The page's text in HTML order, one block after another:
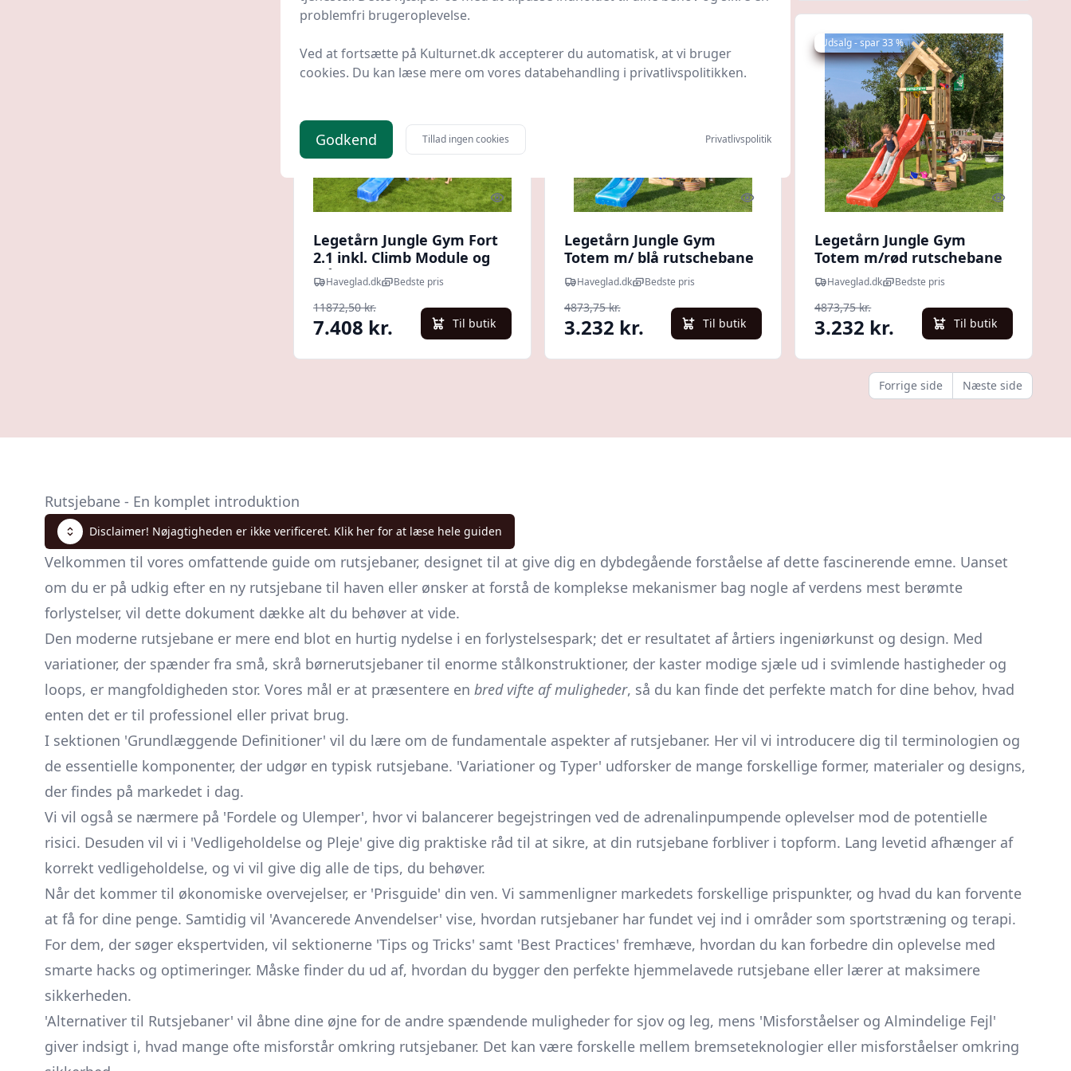
Quick look
Legetårn Jungle Gym Fort
2.1 inkl. Climb Module og
blå rutschebane
Haveglad.dk Bedste pris
11872,50 kr.
7.408 kr. Til butik
Quick look
Legetårn Jungle Gym
Totem m/ blå rutschebane
Haveglad.dk Bedste pris
4873,75 kr.
3.232 kr. Til butik
Udsalg - spar 33 %
Quick look
Legetårn Jungle Gym
Totem m/rød rutschebane
Haveglad.dk Bedste pris
4873,75 kr.
3.232 kr. Til butik
Forrige side Næste side
Rutsjebane - En komplet introduktion
Disclaimer! Nøjagtigheden er ikke verificeret. Klik her for at læse hele guiden
Velkommen til vores omfattende guide om rutsjebaner, designet til at give dig en dybdegående forståelse af dette fascinerende emne. Uanset
om du er på udkig efter en ny rutsjebane til haven eller ønsker at forstå de komplekse mekanismer bag nogle af verdens mest berømte
forlystelser, vil dette dokument dække alt du behøver at vide.
Den moderne rutsjebane er mere end blot en hurtig nydelse i en forlystelsespark; det er resultatet af årtiers ingeniørkunst og design. Med
variationer, der spænder fra små, skrå børnerutsjebaner til enorme stålkonstruktioner, der kaster modige sjæle ud i svimlende hastigheder og
loops, er mangfoldigheden stor. Vores mål er at præsentere en bred vifte af muligheder, så du kan finde det perfekte match for dine behov, hvad
enten det er til professionel eller privat brug.
I sektionen 'Grundlæggende Definitioner' vil du lære om de fundamentale aspekter af rutsjebaner. Her vil vi introducere dig til terminologien og
de essentielle komponenter, der udgør en typisk rutsjebane. 'Variationer og Typer' udforsker de mange forskellige former, materialer og designs,
der findes på markedet i dag.
Vi vil også se nærmere på 'Fordele og Ulemper', hvor vi balancerer begejstringen ved de adrenalinpumpende oplevelser mod de potentielle
risici. Desuden vil vi i 'Vedligeholdelse og Pleje' give dig praktiske råd til at sikre, at din rutsjebane forbliver i topform. Lang levetid afhænger af
korrekt vedligeholdelse, og vi vil give dig alle de tips, du behøver.
Når det kommer til økonomiske overvejelser, er 'Prisguide' din ven. Vi sammenligner markedets forskellige prispunkter, og hvad du kan forvente
at få for dine penge. Samtidig vil 'Avancerede Anvendelser' vise, hvordan rutsjebaner har fundet vej ind i områder som sportstræning og terapi.
For dem, der søger ekspertviden, vil sektionerne 'Tips og Tricks' samt 'Best Practices' fremhæve, hvordan du kan forbedre din oplevelse med
smarte hacks og optimeringer. Måske finder du ud af, hvordan du bygger den perfekte hjemmelavede rutsjebane eller lærer at maksimere
sikkerheden.
'Alternativer til Rutsjebaner' vil åbne dine øjne for de andre spændende muligheder for sjov og leg, mens 'Misforståelser og Almindelige Fejl'
giver indsigt i, hvad mange ofte misforstår omkring rutsjebaner. Det kan være forskelle mellem bremseteknologier eller misforståelser omkring
problemfri brugeroplevelse.
Ved at fortsætte på Kulturnet.dk accepterer du automatisk, at vi bruger
cookies. Du kan læse mere om vores databehandling i privatlivspolitikken.
Godkend Tillad ingen cookies Privatlivspolitik